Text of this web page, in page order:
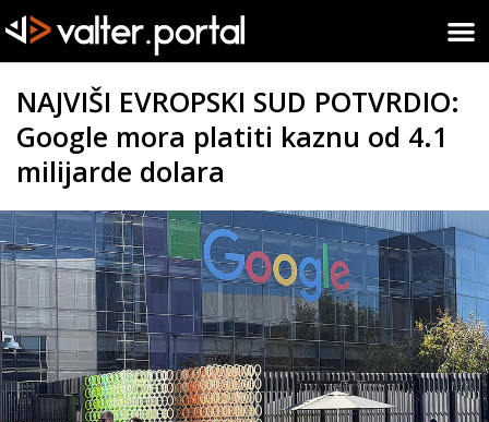
NAJVIŠI EVROPSKI SUD POTVRDIO:
Google mora platiti kaznu od 4.1
milijarde dolara